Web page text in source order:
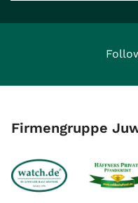
Firmengruppe